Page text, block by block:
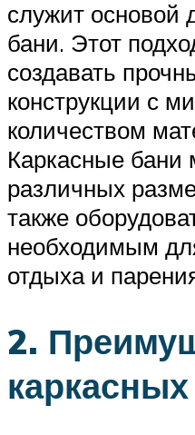
служит основой
бани. Этот
создавать
конструкции с
количеством
Каркасные бани
различных
также
необходимым
отдыха и
2.